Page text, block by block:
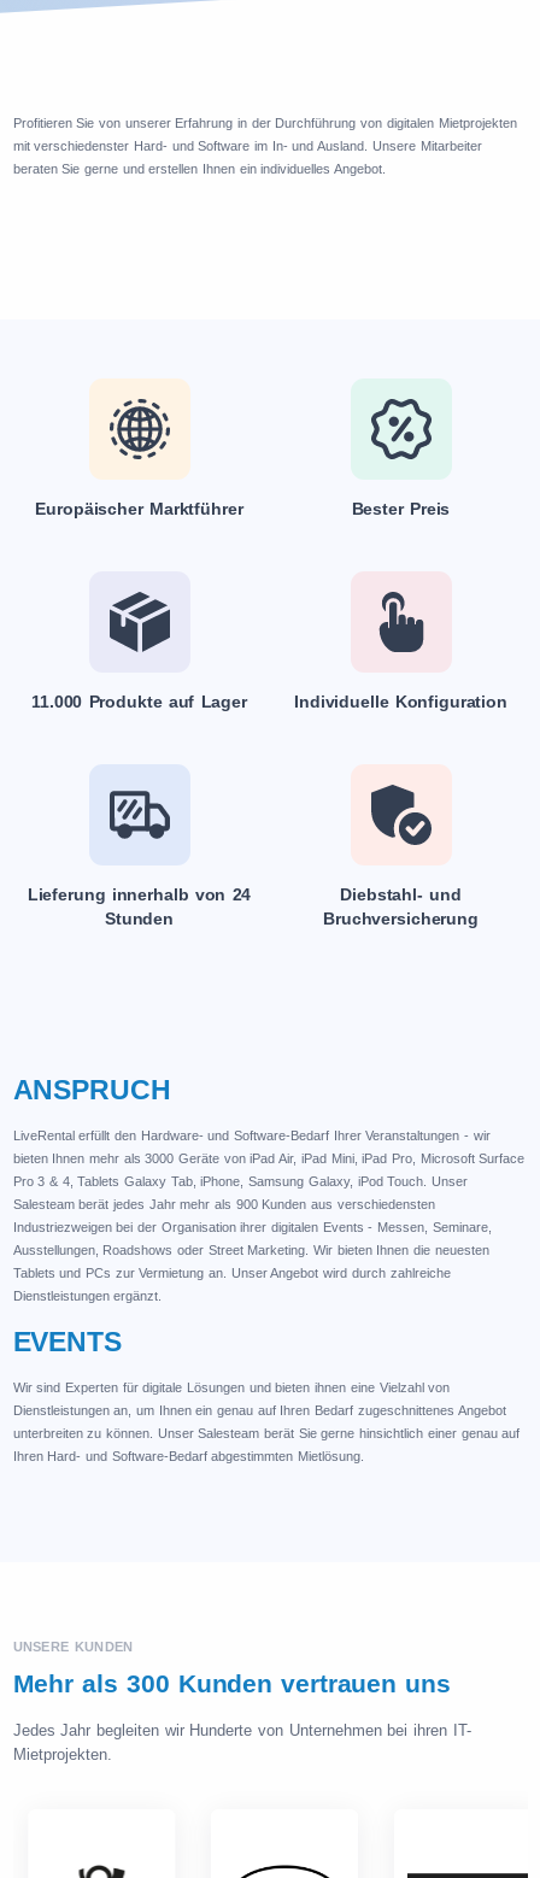
Profitieren Sie von unserer Erfahrung in der Durchführung von digitalen Mietprojekten
mit verschiedenster Hard- und Software im In- und Ausland. Unsere Mitarbeiter
beraten Sie gerne und erstellen Ihnen ein individuelles Angebot.
Europäischer Marktführer Bester Preis
11.000 Produkte auf Lager Individuelle Konfiguration
Lieferung innerhalb von 24
Stunden
Diebstahl- und
Bruchversicherung
ANSPRUCH
LiveRental erfüllt den Hardware- und Software-Bedarf Ihrer Veranstaltungen - wir
bieten Ihnen mehr als 3000 Geräte von iPad Air, iPad Mini, iPad Pro, Microsoft Surface
Pro 3 & 4, Tablets Galaxy Tab, iPhone, Samsung Galaxy, iPod Touch. Unser
Salesteam berät jedes Jahr mehr als 900 Kunden aus verschiedensten
Industriezweigen bei der Organisation ihrer digitalen Events - Messen, Seminare,
Ausstellungen, Roadshows oder Street Marketing. Wir bieten Ihnen die neuesten
Tablets und PCs zur Vermietung an. Unser Angebot wird durch zahlreiche
Dienstleistungen ergänzt.
EVENTS
Wir sind Experten für digitale Lösungen und bieten ihnen eine Vielzahl von
Dienstleistungen an, um Ihnen ein genau auf Ihren Bedarf zugeschnittenes Angebot
unterbreiten zu können. Unser Salesteam berät Sie gerne hinsichtlich einer genau auf
Ihren Hard- und Software-Bedarf abgestimmten Mietlösung.
UNSERE KUNDEN
Mehr als 300 Kunden vertrauen uns
Jedes Jahr begleiten wir Hunderte von Unternehmen bei ihren IT-
Mietprojekten.